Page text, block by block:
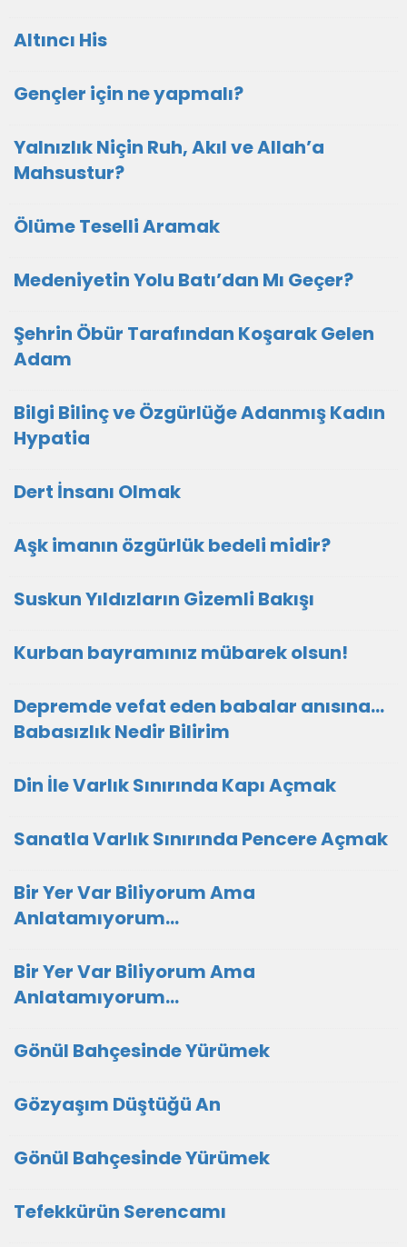
Altıncı His
Gençler için ne yapmalı?
Yalnızlık Niçin Ruh, Akıl ve Allah’a
Mahsustur?
Ölüme Teselli Aramak
Medeniyetin Yolu Batı’dan Mı Geçer?
Şehrin Öbür Tarafından Koşarak Gelen
Adam
Bilgi Bilinç ve Özgürlüğe Adanmış Kadın
Hypatia
Dert İnsanı Olmak
Aşk imanın özgürlük bedeli midir?
Suskun Yıldızların Gizemli Bakışı
Kurban bayramınız mübarek olsun!
Depremde vefat eden babalar anısına…
Babasızlık Nedir Bilirim
Din İle Varlık Sınırında Kapı Açmak
Sanatla Varlık Sınırında Pencere Açmak
Bir Yer Var Biliyorum Ama
Anlatamıyorum…
Bir Yer Var Biliyorum Ama
Anlatamıyorum…
Gönül Bahçesinde Yürümek
Gözyaşım Düştüğü An
Gönül Bahçesinde Yürümek
Tefekkürün Serencamı